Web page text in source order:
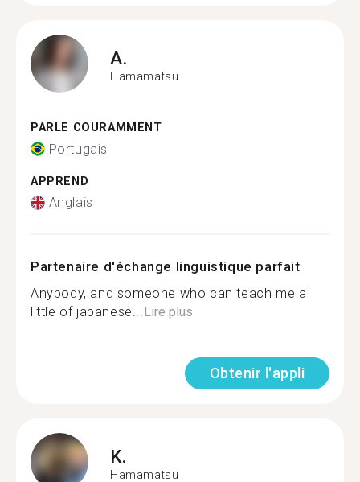
A.
Hamamatsu
PARLE COURAMMENT
Portugais
APPREND
Anglais
Partenaire d'échange linguistique parfait
Anybody, and someone who can teach me a
little of japanese...Lire plus
Obtenir l'appli
K.
Hamamatsu